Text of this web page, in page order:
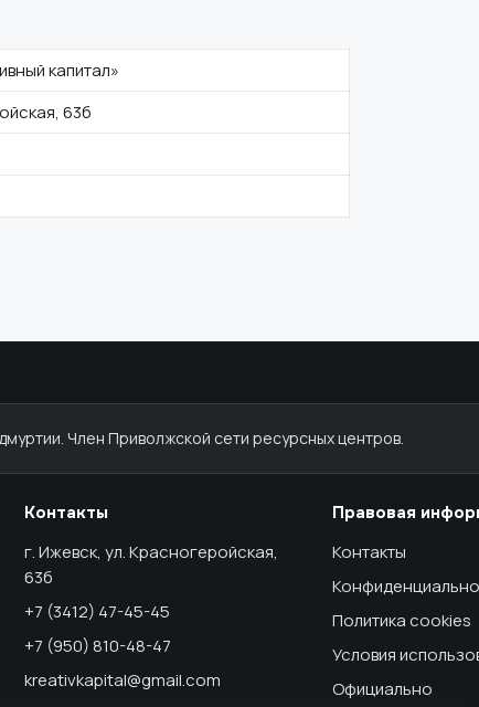
капитал»
63б
Член Приволжской сети ресурсных центров.
Контакты
г. Ижевск, ул. Красногеройская,
63б
+7 (3412) 47-45-45
+7 (950) 810-48-47
kreativkapital@gmail.com
Правовая
Контакты
Политика cookies
Условия
Официально